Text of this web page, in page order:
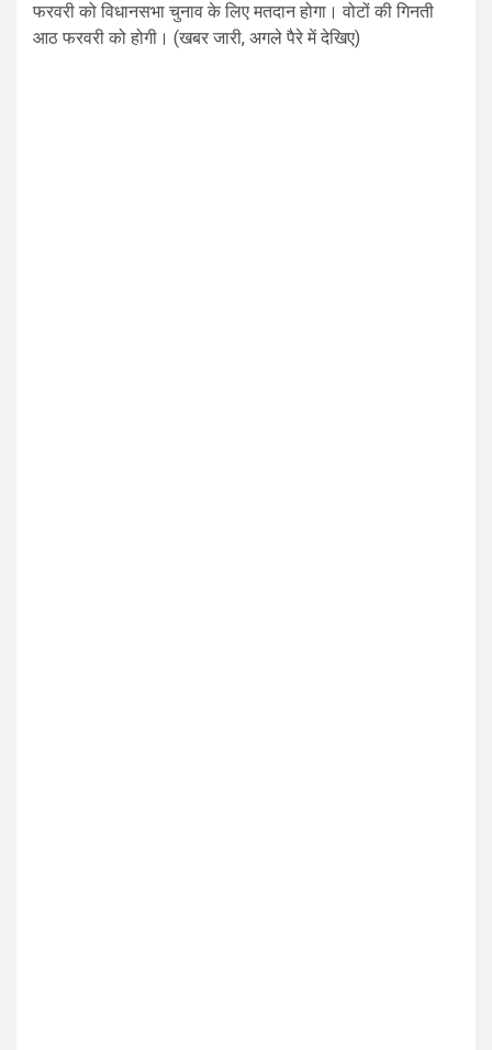
फरवरी को विधानसभा चुनाव के लिए मतदान होगा। वोटों की गिनती
आठ फरवरी को होगी। (खबर जारी, अगले पैरे में देखिए)